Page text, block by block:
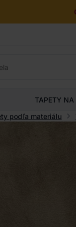
TAPETY NA
podľa materiálu